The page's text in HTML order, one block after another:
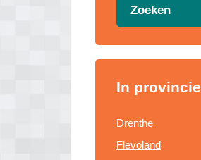
Zoeken
In provincie
Drenthe
Flevoland